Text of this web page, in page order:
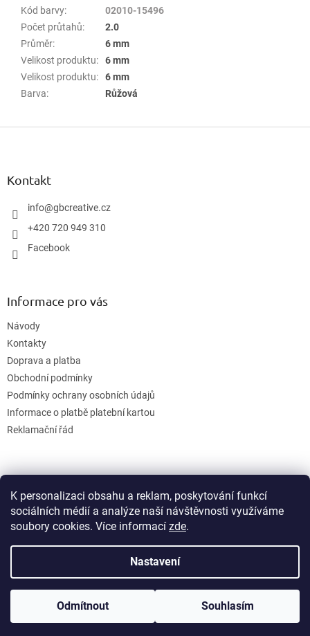
K personalizaci obsahu a reklam, poskytování funkcí
sociálních médií a analýze naší návštěvnosti využíváme
soubory cookies. Více informací zde.
Nastavení
Odmítnout Souhlasím
Kód barvy:
02010-15496
Počet průtahů:
2.0
Průměr:
6 mm
Velikost produktu:
6 mm
Velikost produktu:
6 mm
Barva: Růžová
Z
Kontakt
info@gbcreative.cz
+420 720 949 310
Facebook
Informace pro vás
Návody
Kontakty
Doprava a platba
Obchodní podmínky
Podmínky ochrany osobních údajů
Informace o platbě platební kartou
Reklamační řád
. Všechna práva vyhrazena.